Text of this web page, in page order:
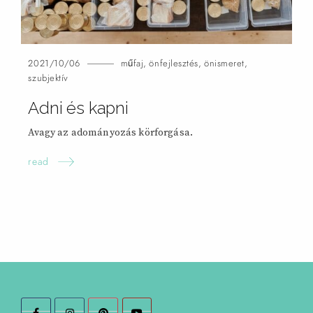
2021/10/06 műfaj,önfejlesztés,önismeret,
szubjektív
Adni és kapni
Avagy az adományozás körforgása.
read